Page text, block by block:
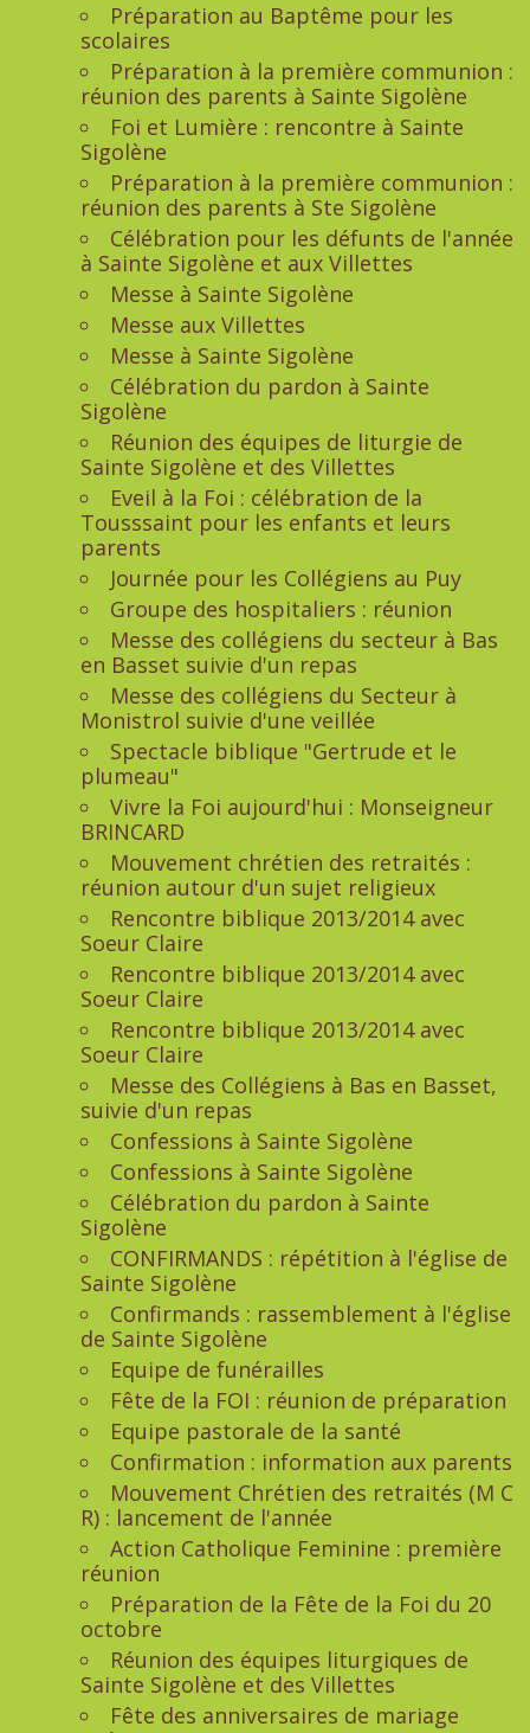
Préparation au Baptême pour les
scolaires
Préparation à la première communion :
réunion des parents à Sainte Sigolène
Foi et Lumière : rencontre à Sainte
Sigolène
Préparation à la première communion :
réunion des parents à Ste Sigolène
Célébration pour les défunts de l'année
à Sainte Sigolène et aux Villettes
Messe à Sainte Sigolène
Messe aux Villettes
Messe à Sainte Sigolène
Célébration du pardon à Sainte
Sigolène
Réunion des équipes de liturgie de
Sainte Sigolène et des Villettes
Eveil à la Foi : célébration de la
Tousssaint pour les enfants et leurs
parents
Journée pour les Collégiens au Puy
Groupe des hospitaliers : réunion
Messe des collégiens du secteur à Bas
en Basset suivie d'un repas
Messe des collégiens du Secteur à
Monistrol suivie d'une veillée
Spectacle biblique "Gertrude et le
plumeau"
Vivre la Foi aujourd'hui : Monseigneur
BRINCARD
Mouvement chrétien des retraités :
réunion autour d'un sujet religieux
Rencontre biblique 2013/2014 avec
Soeur Claire
Rencontre biblique 2013/2014 avec
Soeur Claire
Rencontre biblique 2013/2014 avec
Soeur Claire
Messe des Collégiens à Bas en Basset,
suivie d'un repas
Confessions à Sainte Sigolène
Confessions à Sainte Sigolène
Célébration du pardon à Sainte
Sigolène
CONFIRMANDS : répétition à l'église de
Sainte Sigolène
Confirmands : rassemblement à l'église
de Sainte Sigolène
Equipe de funérailles
Fête de la FOI : réunion de préparation
Equipe pastorale de la santé
Confirmation : information aux parents
Mouvement Chrétien des retraités (M C
R) : lancement de l'année
Action Catholique Feminine : première
réunion
Préparation de la Fête de la Foi du 20
octobre
Réunion des équipes liturgiques de
Sainte Sigolène et des Villettes
Fête des anniversaires de mariage